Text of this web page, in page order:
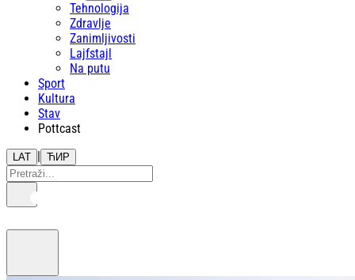
Tehnologija
Zdravlje
Zanimljivosti
Lajfstajl
Na putu
Sport
Kultura
Stav
Pottcast
LAT | ЋИР